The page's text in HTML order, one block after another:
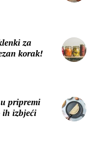
za
korak!
u pripremi
izbjeći